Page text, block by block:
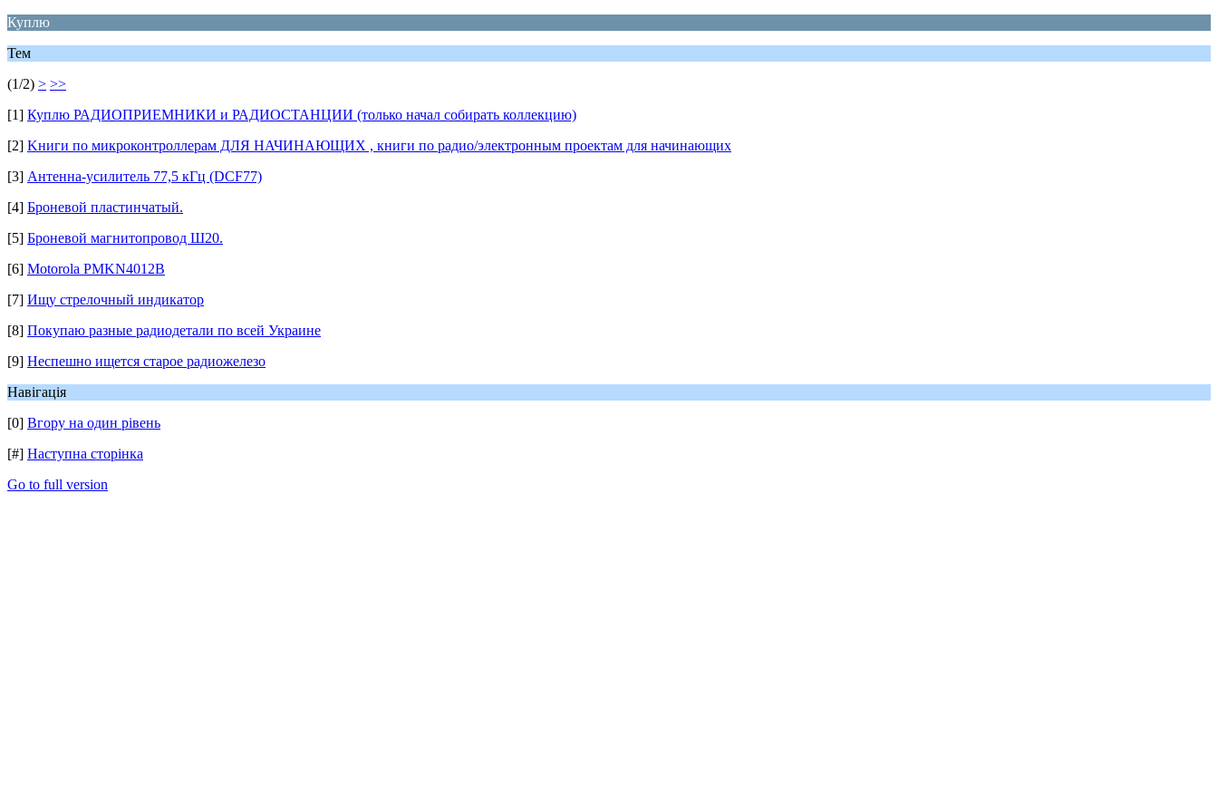
Куплю
Тем
(1/2) > >>
[1] Куплю РАДИОПРИЕМНИКИ и РАДИОСТАНЦИИ (только начал собирать коллекцию)
[2] Kниги по микроконтроллерам ДЛЯ НАЧИНАЮЩИХ , книги по радио/электронным проектам для начинающих
[3] Антенна-усилитель 77,5 кГц (DCF77)
[4] Броневой пластинчатый.
[5] Броневой магнитопровод Ш20.
[6] Motorola PMKN4012B
[7] Ищу стрелочный индикатор
[8] Покупаю разные радиодетали по всей Украине
[9] Неспешно ищется старое радиожелезо
Навігація
[0] Вгору на один рівень
[#] Наступна сторінка
Go to full version